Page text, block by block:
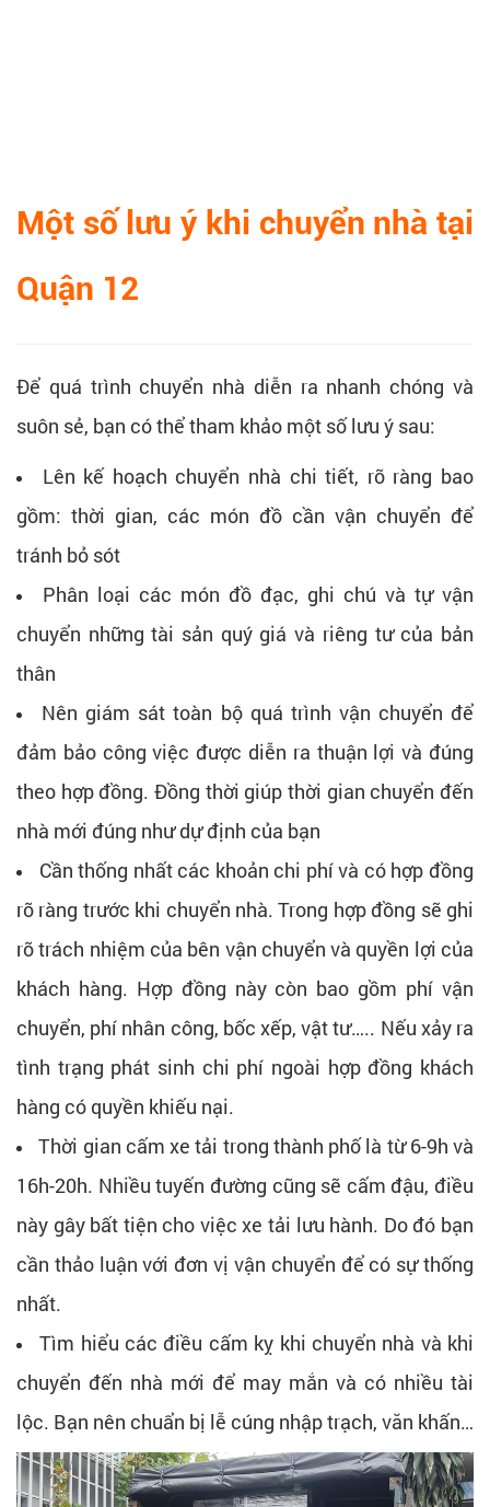
Một số lưu ý khi chuyển nhà tại
Quận 12
Để quá trình chuyển nhà diễn ra nhanh chóng và
suôn sẻ, bạn có thể tham khảo một số lưu ý sau:
Lên kế hoạch chuyển nhà chi tiết, rõ ràng bao
gồm: thời gian, các món đồ cần vận chuyển để
tránh bỏ sót
Phân loại các món đồ đạc, ghi chú và tự vận
chuyển những tài sản quý giá và riêng tư của bản
thân
Nên giám sát toàn bộ quá trình vận chuyển để
đảm bảo công việc được diễn ra thuận lợi và đúng
theo hợp đồng. Đồng thời giúp thời gian chuyển đến
nhà mới đúng như dự định của bạn
Cần thống nhất các khoản chi phí và có hợp đồng
rõ ràng trước khi chuyển nhà. Trong hợp đồng sẽ ghi
rõ trách nhiệm của bên vận chuyển và quyền lợi của
khách hàng. Hợp đồng này còn bao gồm phí vận
chuyển, phí nhân công, bốc xếp, vật tư….. Nếu xảy ra
tình trạng phát sinh chi phí ngoài hợp đồng khách
hàng có quyền khiếu nại.
Thời gian cấm xe tải trong thành phố là từ 6-9h và
16h-20h. Nhiều tuyến đường cũng sẽ cấm đậu, điều
này gây bất tiện cho việc xe tải lưu hành. Do đó bạn
cần thảo luận với đơn vị vận chuyển để có sự thống
nhất.
Tìm hiểu các điều cấm kỵ khi chuyển nhà và khi
chuyển đến nhà mới để may mắn và có nhiều tài
lộc. Bạn nên chuẩn bị lễ cúng nhập trạch, văn khấn…